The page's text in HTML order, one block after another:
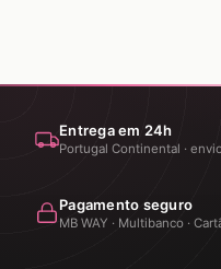
Entrega em 24h
Portugal Continental ·
Pagamento seguro
MB WAY · Multibanco ·